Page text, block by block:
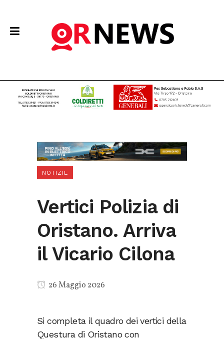
NOTIZIE
Vertici Polizia di
Oristano. Arriva
il Vicario Cilona
26 Maggio 2026
Si completa il quadro dei vertici della
Questura di Oristano con